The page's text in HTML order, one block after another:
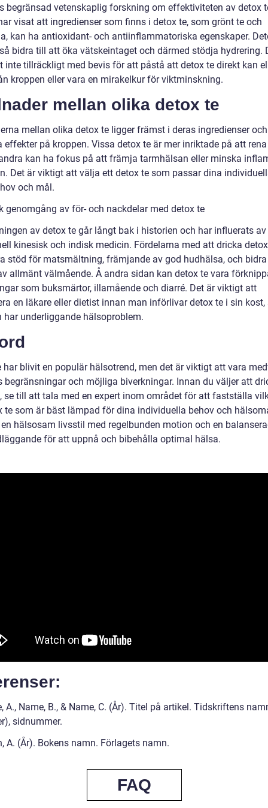
begränsad vetenskaplig forskning om effektiviteten av detox
visat att ingredienser som finns i detox te, som grönt te och
kan ha antioxidant- och antiinflammatoriska egenskaper.
bidra till att öka vätskeintaget och därmed stödja hydrering.
inte tillräckligt med bevis för att påstå att detox te direkt kan
kroppen eller vara en mirakelkur för viktminskning.
mellan olika detox te
mellan olika detox te ligger främst i deras ingredienser
effekter på kroppen. Vissa detox te är mer inriktade på att rena
kan ha fokus på att främja tarmhälsan eller minska
Det är viktigt att välja ett detox te som passar dina
och mål.
genomgång av för- och nackdelar med detox te
av detox te går långt bak i historien och har influerats av
kinesisk och indisk medicin. Fördelarna med att dricka
stöd för matsmältning, främjande av god hudhälsa, och
allmänt välmående. Å andra sidan kan detox te vara
som buksmärtor, illamående och diarré. Det är viktigt att
en läkare eller dietist innan man införlivar detox te i sin
har underliggande hälsoproblem.
har blivit en populär hälsotrend, men det är viktigt att vara
begränsningar och möjliga biverkningar. Innan du väljer att
se till att tala med en expert inom området för att fastställa
te som är bäst lämpad för dina individuella behov och
hälsosam livsstil med regelbunden motion och en
för att uppnå och bibehålla optimal hälsa.
A., Name, B., & Name, C. (År). Titel på artikel. Tidskriftens
sidnummer.
A. (År). Bokens namn. Förlagets namn.
FAQ